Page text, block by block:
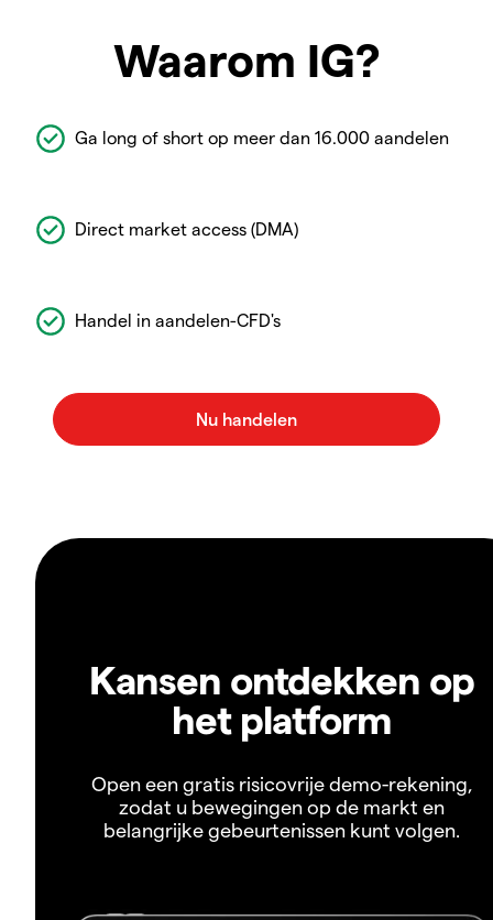
Waarom IG?
Ga long of short op meer dan 16.000 aandelen
Direct market access (DMA)
Handel in aandelen-CFD's
Kansen ontdekken op
het platform
Open een gratis risicovrije demo-rekening,
zodat u bewegingen op de markt en
belangrijke gebeurtenissen kunt volgen.